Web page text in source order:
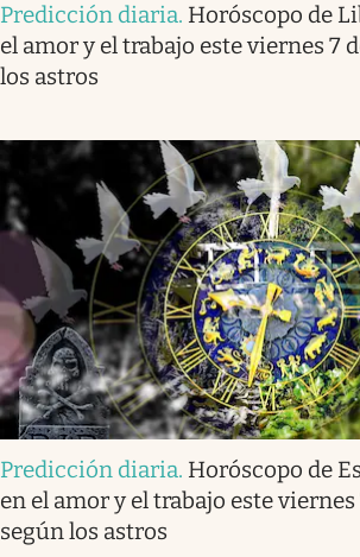
Predicción diaria. Horóscopo de
el amor y el trabajo este viernes 7
los astros
Predicción diaria. Horóscopo de
en el amor y el trabajo este viernes
según los astros